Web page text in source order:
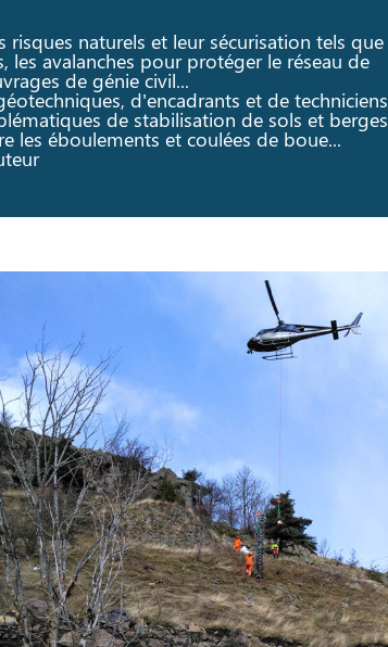
naturels et leur sécurisation tels que
les avalanches pour protéger le réseau de
de génie civil...
d'encadrants et de techniciens
de stabilisation de sols et berges
les éboulements et coulées de boue...